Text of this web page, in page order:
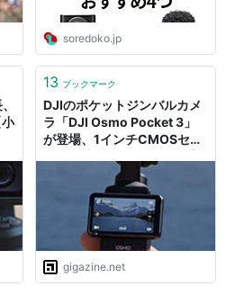
soredoko.jp
13 ブックマーク
DJIのポケットジンバルカメ
ラ「DJI Osmo Pocket 3」
が登場、1インチCMOSセン
イが縦横回転可能に
gigazine.net